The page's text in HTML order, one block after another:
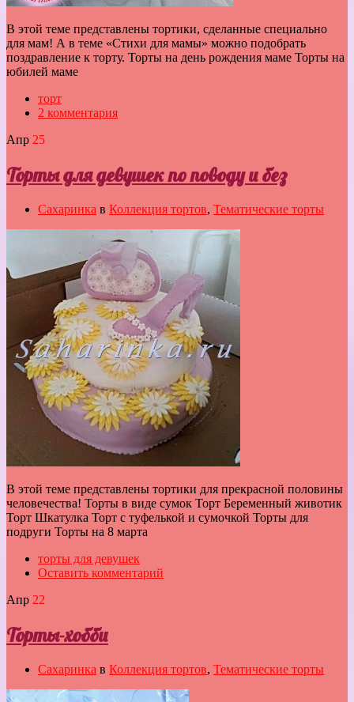
В этой теме представлены тортики, сделанные специально
для мам! А в теме «Стихи для мамы» можно подобрать
поздравление к торту. Торты на день рождения маме Торты на
юбилей маме
торт
2 комментария
Апр 25
Торты для девушек по поводу и без
Сахаринка в Коллекция тортов, Тематические торты
В этой теме представлены тортики для прекрасной половины
человечества! Торты в виде сумок Торт Беременный животик
Торт Шкатулка Торт с туфелькой и сумочкой Торты для
подруги Торты на 8 марта
торты для девушек
Оставить комментарий
Апр 22
Торты-хобби
Сахаринка в Коллекция тортов, Тематические торты